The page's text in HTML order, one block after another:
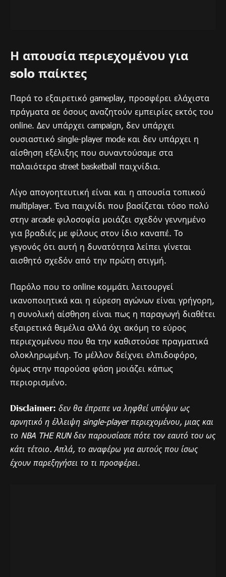
Η απουσία περιεχομένου για
solo παίκτες
Παρά το εξαιρετικό gameplay, προσφέρει ελάχιστα
πράγματα σε όσους αναζητούν εμπειρίες εκτός του
online. Δεν υπάρχει campaign, δεν υπάρχει
ουσιαστικό single-player mode και δεν υπάρχει η
αίσθηση εξέλιξης που συναντούσαμε στα
παλαιότερα street basketball παιχνίδια.
Λίγο απογοητευτική είναι και η απουσία τοπικού
multiplayer. Ένα παιχνίδι που βασίζεται τόσο πολύ
στην arcade φιλοσοφία μοιάζει σχεδόν γεννημένο
για βραδιές με φίλους στον ίδιο καναπέ. Το
γεγονός ότι αυτή η δυνατότητα λείπει γίνεται
αισθητό σχεδόν από την πρώτη στιγμή.
Παρόλο που το online κομμάτι λειτουργεί
ικανοποιητικά και η εύρεση αγώνων είναι γρήγορη,
η συνολική αίσθηση είναι πως η παραγωγή διαθέτει
εξαιρετικά θεμέλια αλλά όχι ακόμη το εύρος
περιεχομένου που θα την καθιστούσε πραγματικά
ολοκληρωμένη. Το μέλλον δείχνει ελπιδοφόρο,
όμως στην παρούσα φάση μοιάζει κάπως
περιορισμένο.
Disclaimer: δεν θα έπρεπε να ληφθεί υπόψιν ως
αρνητικό η έλλειψη single-player περιεχομένου, μιας και
το NBA THE RUN δεν παρουσίασε πότε τον εαυτό του ως
κάτι τέτοιο. Απλά, το αναφέρω για αυτούς που ίσως
έχουν παρεξηγήσει το τι προσφέρει.